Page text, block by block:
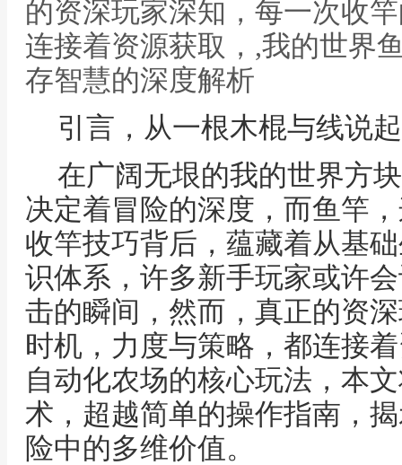
的资深玩家深知，每一次收
连接着资源获取，,我的世界
存智慧的深度解析
引言，从一根木棍与线说起
在广阔无垠的我的世界方
决定着冒险的深度，而鱼竿
收竿技巧背后，蕴藏着从基
识体系，许多新手玩家或许
击的瞬间，然而，真正的资
时机，力度与策略，都连接
自动化农场的核心玩法，本
术，超越简单的操作指南，
险中的多维价值。